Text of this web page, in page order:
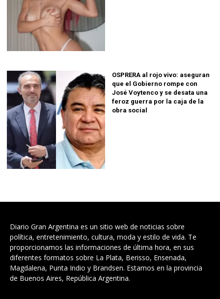
OSPRERA al rojo vivo: aseguran
que el Gobierno rompe con
José Voytenco y se desata una
feroz guerra por la caja de la
obra social
Diario Gran Argentina es un sitio web de noticias sobre
política, entretenimiento, cultura, moda y estilo de vida. Te
proporcionamos las informaciones de última hora, en sus
diferentes formatos sobre La Plata, Berisso, Ensenada,
Magdalena, Punta Indio y Brandsen. Estamos en la provincia
de Buenos Aires, República Argentina.